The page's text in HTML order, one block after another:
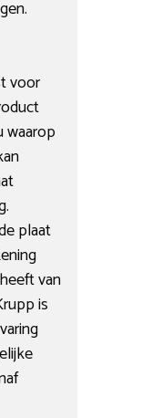
voor
waarop
plaat
van
is